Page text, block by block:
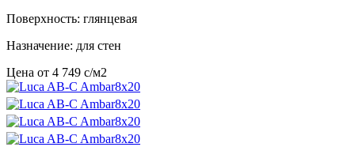
Поверхность: глянцевая
Назначение: для стен
Цена от 4 749 c/м2